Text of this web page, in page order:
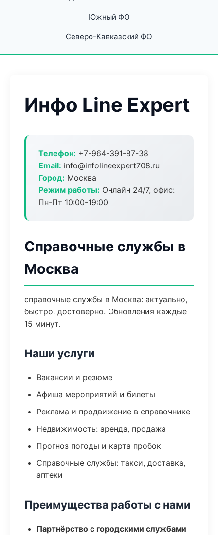
Южный ФО
Северо-Кавказский ФО
Инфо Line Expert
Телефон: +7-964-391-87-38
Email: info@infolineexpert708.ru
Город: Москва
Режим работы: Онлайн 24/7, офис:
Пн-Пт 10:00-19:00
Справочные службы в
Москва
справочные службы в Москва: актуально,
быстро, достоверно. Обновления каждые
15 минут.
Наши услуги
Вакансии и резюме
Афиша мероприятий и билеты
Реклама и продвижение в справочнике
Недвижимость: аренда, продажа
Прогноз погоды и карта пробок
Справочные службы: такси, доставка,
аптеки
Преимущества работы с нами
Партнёрство с городскими службами